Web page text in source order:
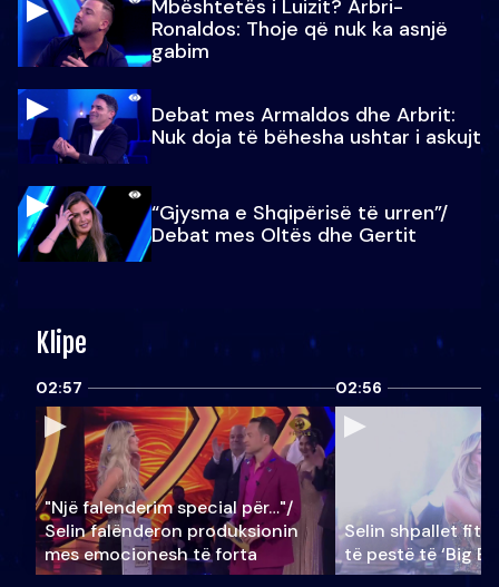
Mbështetës i Luizit? Arbri-
Ronaldos: Thoje që nuk ka asnjë
gabim
Debat mes Armaldos dhe Arbrit:
Nuk doja të bëhesha ushtar i askujt
“Gjysma e Shqipërisë të urren”/
Debat mes Oltës dhe Gertit
Klipe
02:57
"Një falenderim special për…"/
Selin falënderon produksionin
mes emocionesh të forta
02:56
Selin shpallet
të pestë të ‘Big